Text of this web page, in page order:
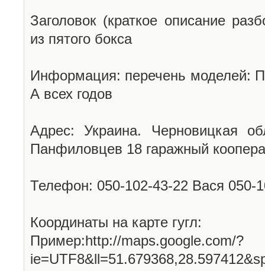
Заголовок (краткое описание
из пятого бокса
Информация: перечень моделей:
А всех годов
Адрес: Украина. Черновицкая
Панфиловцев 18 гаражный
Телефон: 050-102-43-22 Вася 050-
Координаты на карте гугл:
Пример:http://maps.google.com/?